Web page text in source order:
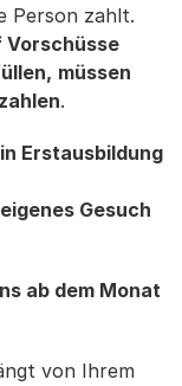
Person zahlt.
Vorschüsse
müssen
.
Erstausbildung
eigenes Gesuch
ab dem Monat
von Ihrem